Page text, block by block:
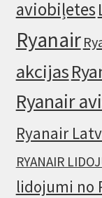
aviobiļetes
Ryanair
akcijas
Ryanair
Ryanair
RYANAIR
lidojumi no